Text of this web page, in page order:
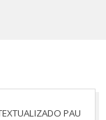
PAU